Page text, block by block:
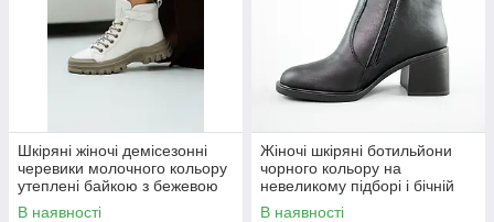
Шкіряні жіночі демісезонні
черевики молочного кольору
утеплені байкою з бежевою
підошвою
В наявності
Жіночі шкіряні ботильйони
чорного кольору на
невеликому підборі і бічній
блискавкою
В наявності